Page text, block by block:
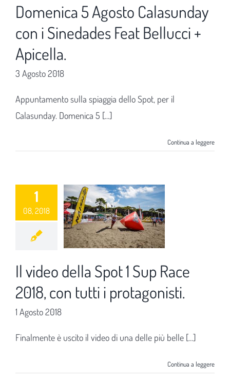
Domenica 5 Agosto Calasunday
con i Sinedades Feat Bellucci +
Apicella.
3 Agosto 2018
Appuntamento sulla spiaggia dello Spot, per il
Calasunday. Domenica 5 [...]
Continua a leggere
1
08, 2018
Il video della Spot 1 Sup Race
2018, con tutti i protagonisti.
1 Agosto 2018
Finalmente è uscito il video di una delle più belle [...]
Continua a leggere